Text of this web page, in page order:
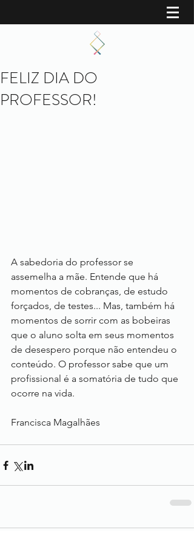
FELIZ DIA DO
PROFESSOR!
A sabedoria do professor se
assemelha a mãe. Entende que há
momentos de cobranças, de estudo
forçados, de testes... Mas, também há
momentos de sorrir com as bobeiras
que o aluno solta em seus momentos
de desespero porque não entendeu o
conteúdo. O professor sabe que um
profissional é a somatória de tudo que
ocorre na vida.
Francisca Magalhães